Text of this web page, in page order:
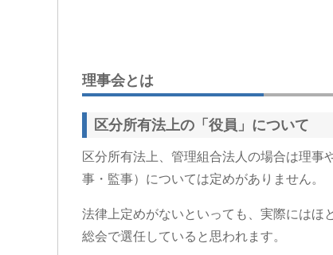
理事会とは
区分所有法上の「役員」について
区分所有法上、管理組合法人の場合は理
事・監事）については定めがありません。
法律上定めがないといっても、実際にはほ
総会で選任していると思われます。